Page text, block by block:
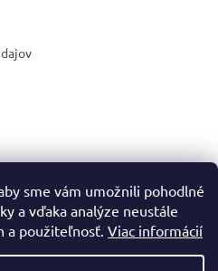
sme vám umožnili pohodlné
a vďaka analýze neustále
a použiteľnosť. Viac informácií
stránky